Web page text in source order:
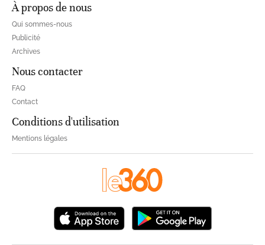
À propos de nous
Qui sommes-nous
Publicité
Archives
Nous contacter
FAQ
Contact
Conditions d'utilisation
Mentions légales